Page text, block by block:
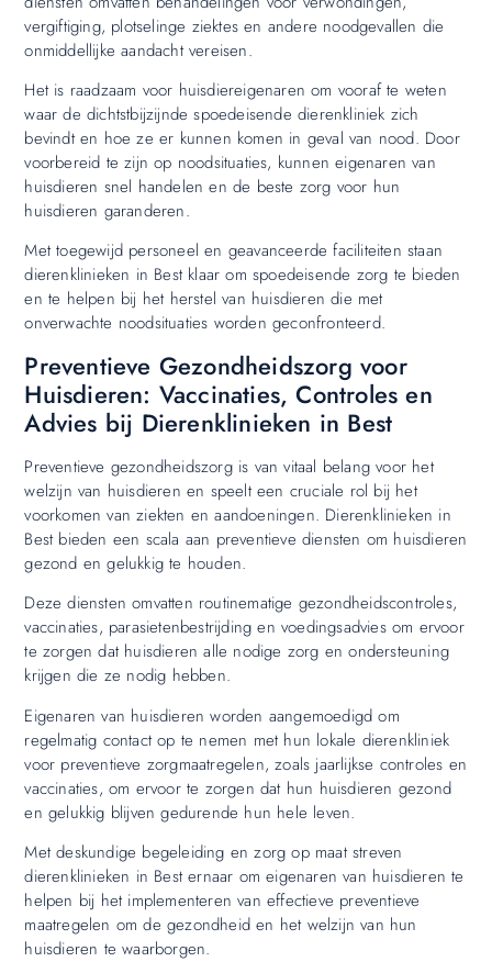
vergiftiging, plotselinge ziektes en andere noodgevallen die
onmiddellijke aandacht vereisen.
Het is raadzaam voor huisdiereigenaren om vooraf te weten
waar de dichtstbijzijnde spoedeisende dierenkliniek zich
bevindt en hoe ze er kunnen komen in geval van nood. Door
voorbereid te zijn op noodsituaties, kunnen eigenaren van
huisdieren snel handelen en de beste zorg voor hun
huisdieren garanderen.
Met toegewijd personeel en geavanceerde faciliteiten staan
dierenklinieken in Best klaar om spoedeisende zorg te bieden
en te helpen bij het herstel van huisdieren die met
onverwachte noodsituaties worden geconfronteerd.
Preventieve Gezondheidszorg voor
Huisdieren: Vaccinaties, Controles en
Advies bij Dierenklinieken in Best
Preventieve gezondheidszorg is van vitaal belang voor het
welzijn van huisdieren en speelt een cruciale rol bij het
voorkomen van ziekten en aandoeningen. Dierenklinieken in
Best bieden een scala aan preventieve diensten om huisdieren
gezond en gelukkig te houden.
Deze diensten omvatten routinematige gezondheidscontroles,
vaccinaties, parasietenbestrijding en voedingsadvies om ervoor
te zorgen dat huisdieren alle nodige zorg en ondersteuning
krijgen die ze nodig hebben.
Eigenaren van huisdieren worden aangemoedigd om
regelmatig contact op te nemen met hun lokale dierenkliniek
voor preventieve zorgmaatregelen, zoals jaarlijkse controles en
vaccinaties, om ervoor te zorgen dat hun huisdieren gezond
en gelukkig blijven gedurende hun hele leven.
Met deskundige begeleiding en zorg op maat streven
dierenklinieken in Best ernaar om eigenaren van huisdieren te
helpen bij het implementeren van effectieve preventieve
maatregelen om de gezondheid en het welzijn van hun
huisdieren te waarborgen.